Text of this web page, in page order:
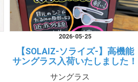
2026-05-25
【SOLAIZ-ソライズ-】高機能
サングラス入荷いたしました！
サングラス